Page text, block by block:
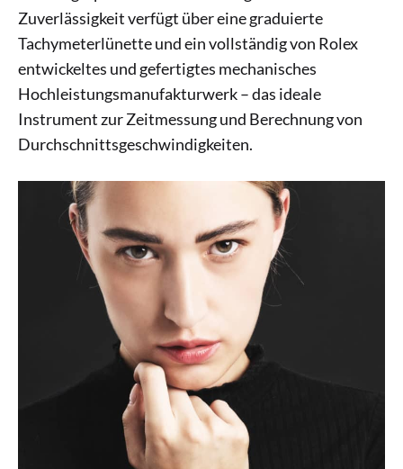
Zuverlässigkeit verfügt über eine graduierte
Tachymeterlünette und ein vollständig von Rolex
entwickeltes und gefertigtes mechanisches
Hochleistungsmanufakturwerk – das ideale
Instrument zur Zeitmessung und Berechnung von
Durchschnittsgeschwindigkeiten.